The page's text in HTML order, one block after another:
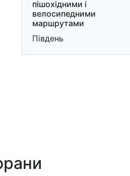
пішохідними і
велосипедними
маршрутами
Південь